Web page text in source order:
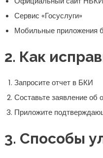
Сервис «Госуслуги»
Мобильные приложения
2. Как
Запросите отчет в БКИ
Составьте заявление об
Приложите
3. Способы